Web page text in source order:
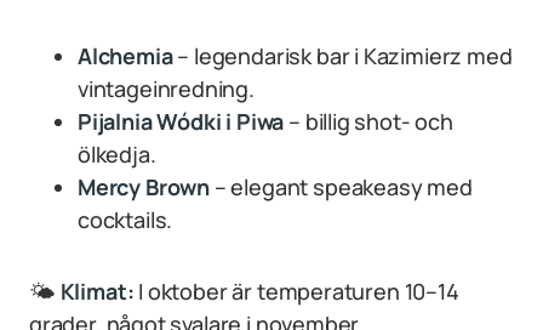
Alchemia– legendarisk bar i Kazimierz med
vintageinredning.
Pijalnia Wódki i Piwa – billig shot- och
ölkedja.
Mercy Brown – elegant speakeasy med
cocktails.
🌤 Klimat: I oktober är temperaturen 10–14
grader, något svalare i november.